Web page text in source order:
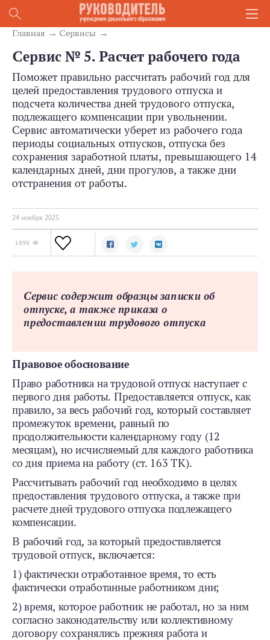
Главная Сервисы
Сервис № 5. Расчет рабочего года
Поможет правильно рассчитать рабочий год для
целей предоставления трудового отпуска и
подсчета количества дней трудового отпуска,
подлежащего компенсации при увольнении.
Сервис автоматически уберет из рабочего года
периоды социальных отпусков, отпуска без
сохранения заработной платы, превышающего 14
календарных дней, дни прогулов, а также дни
отстранения от работы.
24 ноября 2025
1899
Сервис содержит образцы записки об
отпуске, а также приказа о
предоставлении трудового отпуска
Правовое обоснование
Право работника на трудовой отпуск наступает с
первого дня работы. Предоставляется отпуск, как
правило, за весь рабочий год, который составляет
промежуток времени, равный по
продолжительности календарному году (12
месяцам), но исчисляемый для каждого работника
со дня приема на работу (ст. 163 ТК).
Рассчитывать рабочий год необходимо в целях
предоставления трудового отпуска, а также при
расчете дней трудового отпуска подлежащего
компенсации.
В рабочий год, за который предоставляется
трудовой отпуск, включается:
1) фактически отработанное время, то есть
фактически отработанные работником дни;
2) время, которое работник не работал, но за ним
согласно законодательству или коллективному
договору сохранялись прежняя работа и